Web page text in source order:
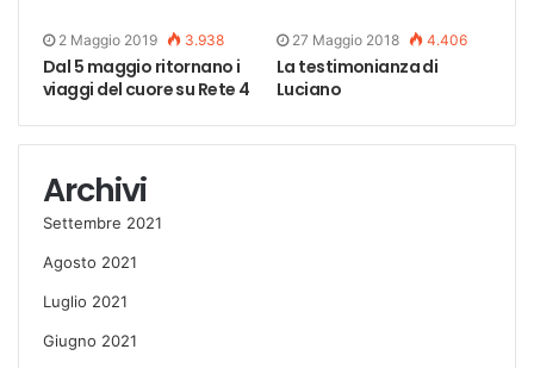
2 Maggio 2019 3.938
Dal 5 maggio ritornano i
viaggi del cuore su Rete 4
27 Maggio 2018 4.406
La testimonianza di
Luciano
Archivi
Settembre 2021
Agosto 2021
Luglio 2021
Giugno 2021